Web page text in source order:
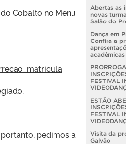
Cobalto no Menu
pedimos a
Abertas as
novas
Salão do
Dança em
Confira a
acadêmicas
FESTIVAL
ESTÃO
FESTIVAL
Visita da
Galvão